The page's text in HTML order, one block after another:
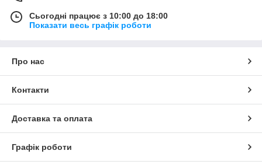
Сьогодні працює з 10:00 до 18:00
Показати весь графік роботи
Про нас
Контакти
Доставка та оплата
Графік роботи